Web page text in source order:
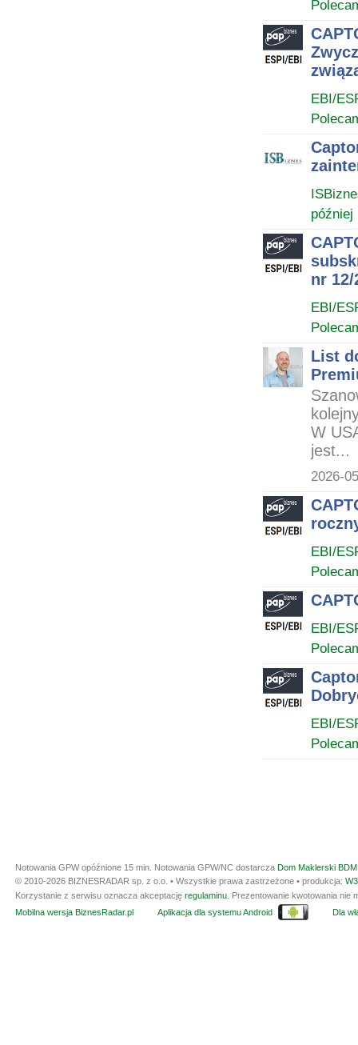
EBI/
później
nr 12/
EBI/
List
W
jest...
2026-
EBI/
EBI/
EBI/
Notowania GPW opóźnione 15 min. Notowania GPW/NC dostarcza Dom Maklerski
© 2010-2026 BIZNESRADAR sp. z o.o. • Wszystkie prawa zastrzeżone • produkcja:
Korzystanie z serwisu oznacza akceptację regulaminu . Prezentowanie kwotowania
Mobilna wersja BiznesRadar.pl
Aplikacja dla systemu Android Dla